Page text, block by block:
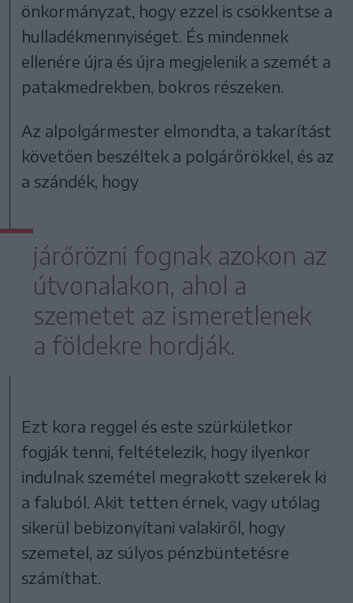
önkormányzat, hogy ezzel is csökkentse a
hulladékmennyiséget. És mindennek
ellenére újra és újra megjelenik a szemét a
patakmedrekben, bokros részeken.
Az alpolgármester elmondta, a takarítást
követően beszéltek a polgárőrökkel, és az
a szándék, hogy
járőrözni fognak azokon az
útvonalakon, ahol a
szemetet az ismeretlenek
a földekre hordják.
Ezt kora reggel és este szürkületkor
fogják tenni, feltételezik, hogy ilyenkor
indulnak szemétel megrakott szekerek ki
a faluból. Akit tetten érnek, vagy utólag
sikerül bebizonyítani valakiről, hogy
szemetel, az súlyos pénzbüntetésre
számíthat.